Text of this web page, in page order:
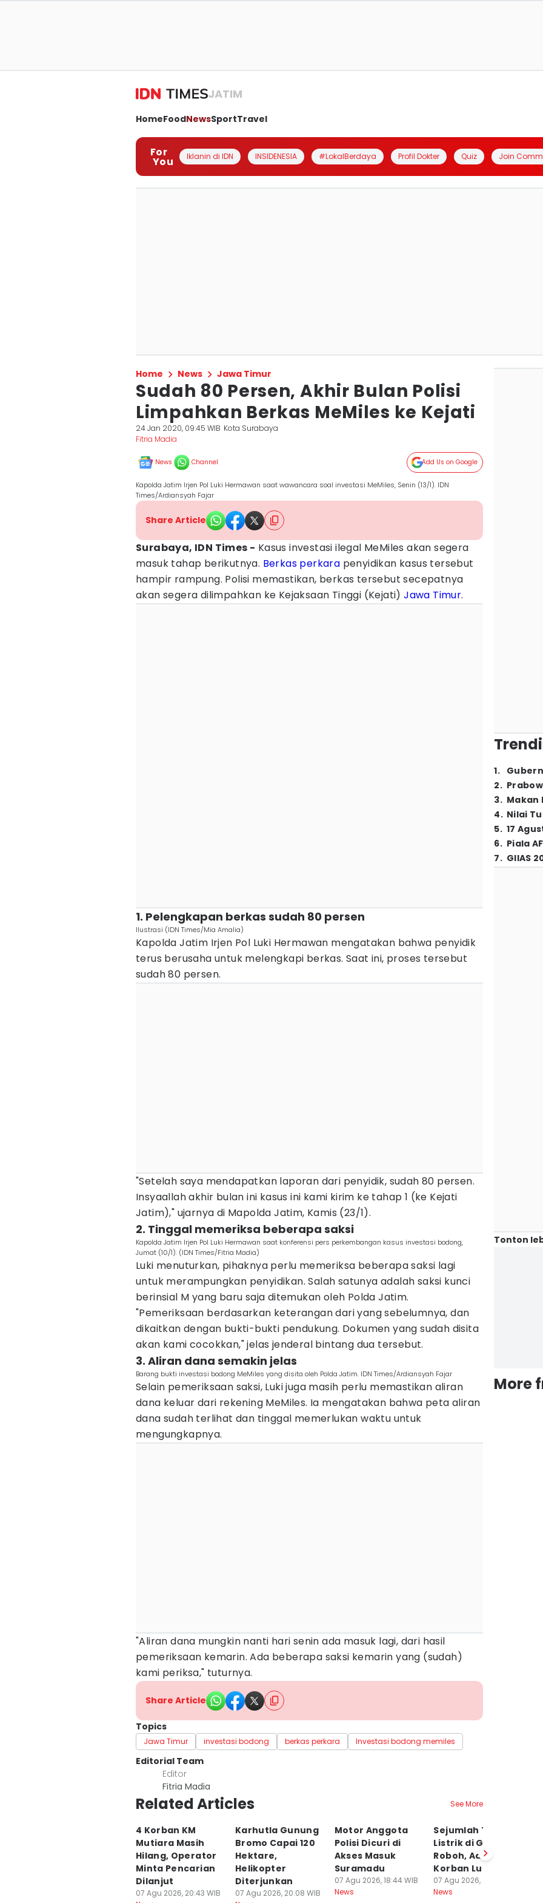
JATIM
HomeFoodNewsSportTravel
For
You Iklanin di IDN INSIDENESIA #LokalBerdaya Profil Dokter Quiz Join
Home News Jawa Timur
Sudah 80 Persen, Akhir Bulan Polisi
Limpahkan Berkas MeMiles ke Kejati
24 Jan 2020, 09:45 WIB Kota Surabaya
Fitria Madia
News Channel Add Us on Google
Kapolda Jatim Irjen Pol Luki Hermawan saat wawancara soal investasi MeMiles, Senin (13/1). IDN
Times/Ardiansyah Fajar
Share Article
Surabaya, IDN Times - Kasus investasi ilegal MeMiles akan segera
masuk tahap berikutnya. Berkas perkara penyidikan kasus tersebut
hampir rampung. Polisi memastikan, berkas tersebut secepatnya
akan segera dilimpahkan ke Kejaksaan Tinggi (Kejati)Jawa Timur.
1. Pelengkapan berkas sudah 80 persen
Ilustrasi (IDN Times/Mia Amalia)
Kapolda Jatim Irjen Pol Luki Hermawan mengatakan bahwa penyidik
terus berusaha untuk melengkapi berkas. Saat ini, proses tersebut
sudah 80 persen.
"Setelah saya mendapatkan laporan dari penyidik, sudah 80 persen.
Insyaallah akhir bulan ini kasus ini kami kirim ke tahap 1 (ke Kejati
Jatim)," ujarnya di Mapolda Jatim, Kamis (23/1).
2. Tinggal memeriksa beberapa saksi
Kapolda Jatim Irjen Pol Luki Hermawan saat konferensi pers perkembangan kasus investasi bodong,
Jumat (10/1). (IDN Times/Fitria Madia)
Luki menuturkan, pihaknya perlu memeriksa beberapa saksi lagi
untuk merampungkan penyidikan. Salah satunya adalah saksi kunci
berinsial M yang baru saja ditemukan oleh Polda Jatim.
"Pemeriksaan berdasarkan keterangan dari yang sebelumnya, dan
dikaitkan dengan bukti-bukti pendukung. Dokumen yang sudah disita
akan kami cocokkan," jelas jenderal bintang dua tersebut.
3. Aliran dana semakin jelas
Barang bukti investasi bodong MeMiles yang disita oleh Polda Jatim. IDN Times/Ardiansyah Fajar
Selain pemeriksaan saksi, Luki juga masih perlu memastikan aliran
dana keluar dari rekening MeMiles. Ia mengatakan bahwa peta aliran
dana sudah terlihat dan tinggal memerlukan waktu untuk
mengungkapnya.
"Aliran dana mungkin nanti hari senin ada masuk lagi, dari hasil
pemeriksaan kemarin. Ada beberapa saksi kemarin yang (sudah)
kami periksa," tuturnya.
Share Article
Topics
Jawa Timur investasi bodong berkas perkara Investasi bodong memiles
Editorial Team
Editor
Fitria Madia
Related Articles See More
4 Korban KM
Mutiara Masih
Hilang, Operator
Minta Pencarian
Dilanjut
07 Agu 2026, 20:43 WIB
Karhutla Gunung
Bromo Capai 120
Hektare,
Helikopter
Diterjunkan
07 Agu 2026, 20:08 WIB
Motor Anggota
Polisi Dicuri di
Akses Masuk
Suramadu
07 Agu 2026, 18:44 WIB
News
Sejumlah Tiang
Listrik di Gresik
Roboh, Ada
Korban Luka
07 Agu 2026, 18:42 WIB
News
1.
2.
3. Makan
4. Nilai
5. 17
6. Piala
7. GIIAS
Tonton
More